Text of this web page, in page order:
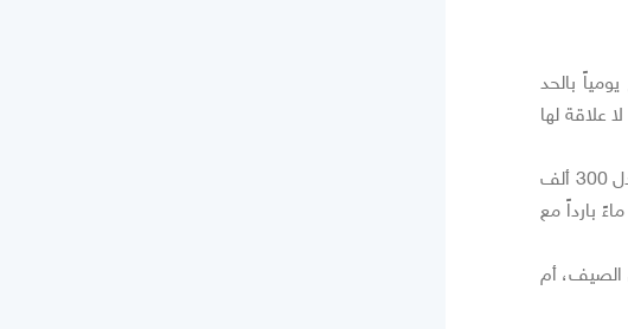
بالحد
علاقة لها
على ذلك، فإن التكلفة اليومية لقاء شراء قطعتي ثلج فقط هي 10 آلاف ليرة، أي ما يعادل 300 ألف
بارداً مع
الصيف، أم